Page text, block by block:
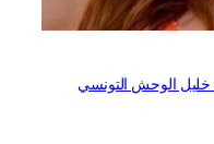
الوحش التونسي